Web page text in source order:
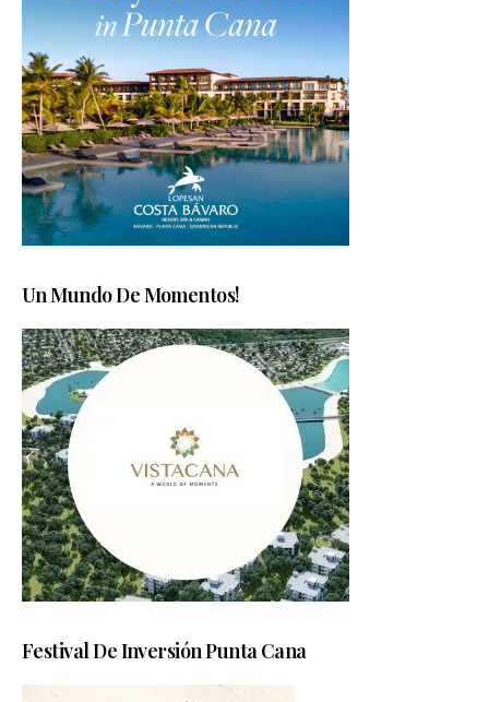
Un Mundo De Momentos!
Festival De Inversión Punta Cana